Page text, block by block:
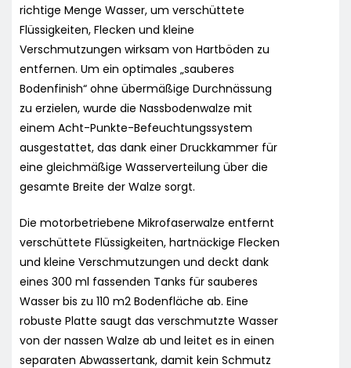
richtige Menge Wasser, um verschüttete
Flüssigkeiten, Flecken und kleine
Verschmutzungen wirksam von Hartböden zu
entfernen. Um ein optimales „sauberes
Bodenfinish“ ohne übermäßige Durchnässung
zu erzielen, wurde die Nassbodenwalze mit
einem Acht-Punkte-Befeuchtungssystem
ausgestattet, das dank einer Druckkammer für
eine gleichmäßige Wasserverteilung über die
gesamte Breite der Walze sorgt.
Die motorbetriebene Mikrofaserwalze entfernt
verschüttete Flüssigkeiten, hartnäckige Flecken
und kleine Verschmutzungen und deckt dank
eines 300 ml fassenden Tanks für sauberes
Wasser bis zu 110 m2 Bodenfläche ab. Eine
robuste Platte saugt das verschmutzte Wasser
von der nassen Walze ab und leitet es in einen
separaten Abwassertank, damit kein Schmutz